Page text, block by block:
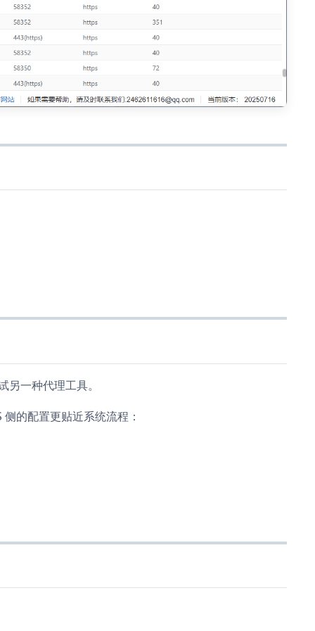
一种代理工具。
的配置更贴近系统流程：